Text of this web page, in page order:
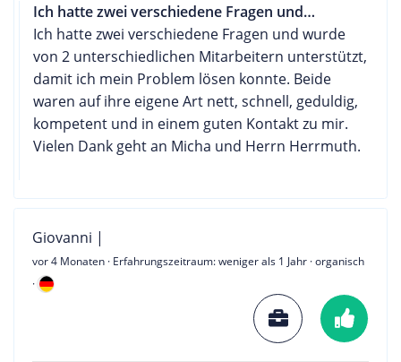
Ich hatte zwei verschiedene Fragen und…
Ich hatte zwei verschiedene Fragen und wurde
von 2 unterschiedlichen Mitarbeitern unterstützt,
damit ich mein Problem lösen konnte. Beide
waren auf ihre eigene Art nett, schnell, geduldig,
kompetent und in einem guten Kontakt zu mir.
Vielen Dank geht an Micha und Herrn Herrmuth.
Giovanni |
vor 4 Monaten · Erfahrungszeitraum: weniger als 1 Jahr · organisch
·